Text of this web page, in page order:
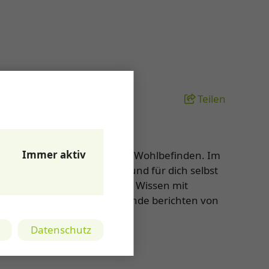
Teilen
innerer Balance und Wohlbefinden. Im
bewusst wahrzunehmen und für dich selbst
Viele Teilnehmende berichten von
Immer aktiv
Datenschutz